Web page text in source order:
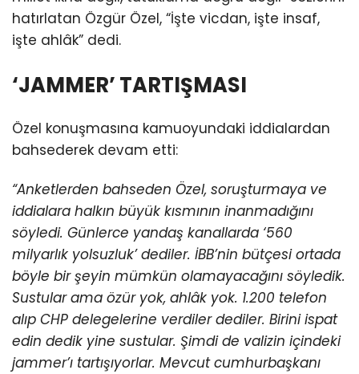
hatırlatan Özgür Özel, “İşte vicdan, işte insaf,
işte ahlâk” dedi.
‘JAMMER’ TARTIŞMASI
Özel konuşmasına kamuoyundaki iddialardan
bahsederek devam etti:
“Anketlerden bahseden Özel, soruşturmaya ve
iddialara halkın büyük kısmının inanmadığını
söyledi. Günlerce yandaş kanallarda ‘560
milyarlık yolsuzluk’ dediler. İBB’nin bütçesi ortada
böyle bir şeyin mümkün olamayacağını söyledik.
Sustular ama özür yok, ahlâk yok. 1.200 telefon
alıp CHP delegelerine verdiler dediler. Birini ispat
edin dedik yine sustular. Şimdi de valizin içindeki
jammer’ı tartışıyorlar. Mevcut cumhurbaşkanı